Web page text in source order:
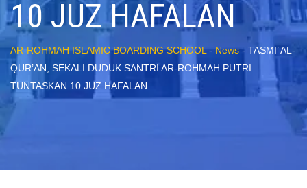
10 JUZ HAFALAN
AR-ROHMAH ISLAMIC BOARDING SCHOOL-News- TASMI’ AL-
QUR’AN, SEKALI DUDUK SANTRI AR-ROHMAH PUTRI
TUNTASKAN 10 JUZ HAFALAN